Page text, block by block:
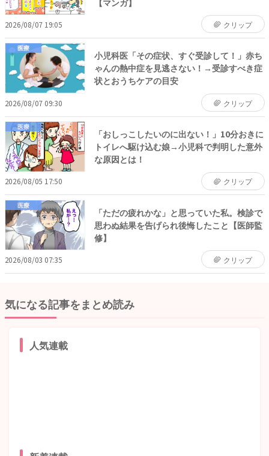
2026/08/07 19:05 クリップ
医療
小児科医「その症状、すぐ受診して！」赤ち
ゃんの熱中症を見逃さない！→受診すべき症
状とおうちケアの目安
2026/08/07 09:30 クリップ
医療
「おしっこしたいのに出ない！」10分おきに
トイレへ駆け込む娘→小児科で判明した意外
な原因とは！
2026/08/05 17:50 クリップ
医療
「ただの疲れかな」と思っていた私。検診で
思わぬ結果を告げられ後悔したこと【医師監
修】
2026/08/03 07:35 クリップ
気になる記事をまとめ読み
人気連載